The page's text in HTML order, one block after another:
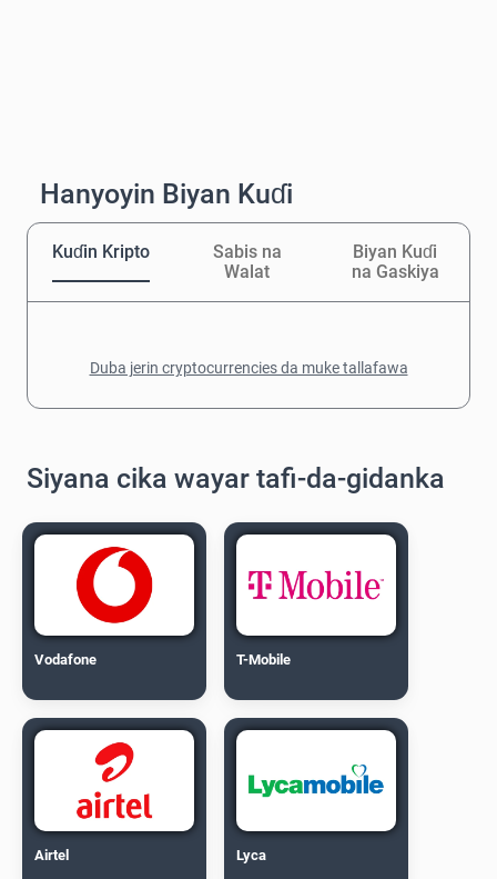
Hanyoyin Biyan Kuɗi
Kuɗin Kripto
Sabis na
Walat
Biyan Kuɗi
na Gaskiya
Duba jerin cryptocurrencies da muke tallafawa
Siyana cika wayar tafi-da-gidanka
Vodafone T-Mobile
Airtel Lyca